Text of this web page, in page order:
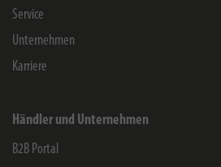
Service
Unternehmen
Karriere
Händler und Unternehmen
B2B Portal